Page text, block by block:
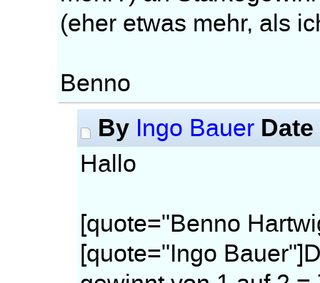
(eher etwas mehr, als
Benno
By Ingo Bauer Date
Hallo
[quote="Benno
[quote="Ingo